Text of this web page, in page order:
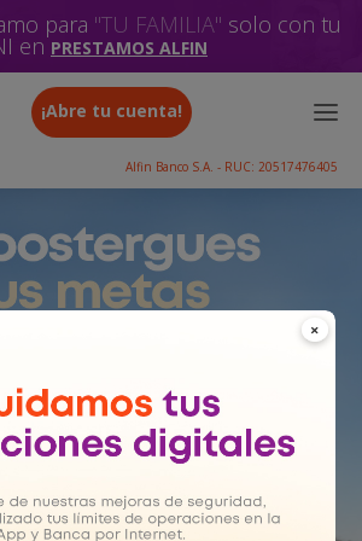
para "LO QUE NECESITES"solo
DNI en PRESTAMOS ALFIN
¡Abre tu cuenta!
Alfin Banco S.A. - RUC: 20517476405
×